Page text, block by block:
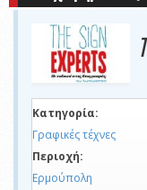
Κατηγορία:
Γραφικές τέχνες
Περιοχή:
Ερμούπολη